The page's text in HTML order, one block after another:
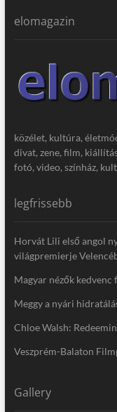
elomagazin
közélet, kultúra,
divat, zene, film,
fotó, video, színház,
legfrissebb
Horvát Lili első angol
világpremierje
Magyar nézők
Meggy a nyári
Chloe Walsh:
Veszprém-Balaton
Gallery